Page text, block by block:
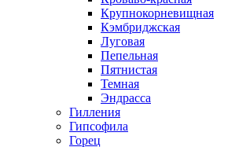
Крупнокорневищная
Кэмбриджская
Луговая
Пепельная
Пятнистая
Темная
Эндрасса
Гилления
Гипсофила
Горец